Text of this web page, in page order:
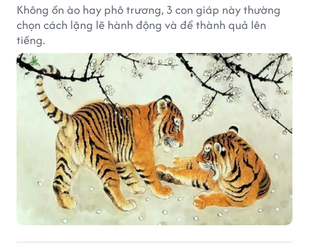
Không ồn ào hay phô trương, 3 con giáp này thường
chọn cách lặng lẽ hành động và để thành quả lên
tiếng.